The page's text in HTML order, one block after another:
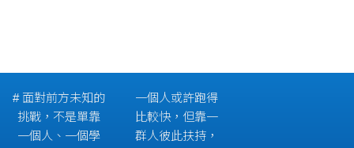
# 面對前方未知的
挑戰，不是單靠
一個人、一個學
一個人或許跑得
比較快，但靠一
群人彼此扶持，